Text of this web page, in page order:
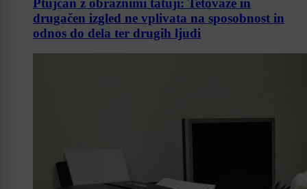
drugačen izgled ne vplivata na sposobnost in
odnos do dela ter drugih ljudi